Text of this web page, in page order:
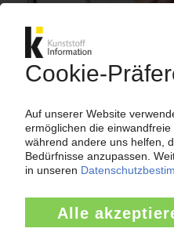
VDMA
Reifenhäuser als
bestätigt